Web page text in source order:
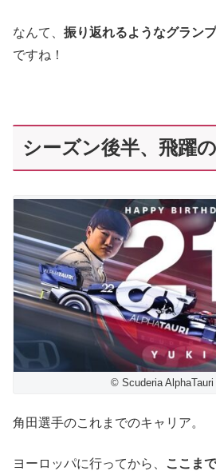
なんて、 振り返れるようなグラン
ですね！
シーズン後半、飛躍
© Scuderia AlphaTauri
角田選手のこれまでのキャリア。
ヨーロッパに行ってから、
ここま